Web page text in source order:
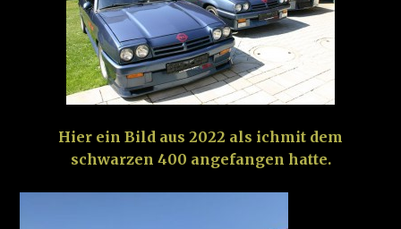
Hier ein Bild aus 2022 als ichmit dem
schwarzen 400 angefangen hatte.